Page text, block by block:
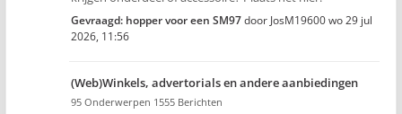
Gevraagd: hopper voor een SM97door JosM19600wo 29 jul
2026, 11:56
(Web)Winkels, advertorials en andere aanbiedingen
95 Onderwerpen 1555 Berichten